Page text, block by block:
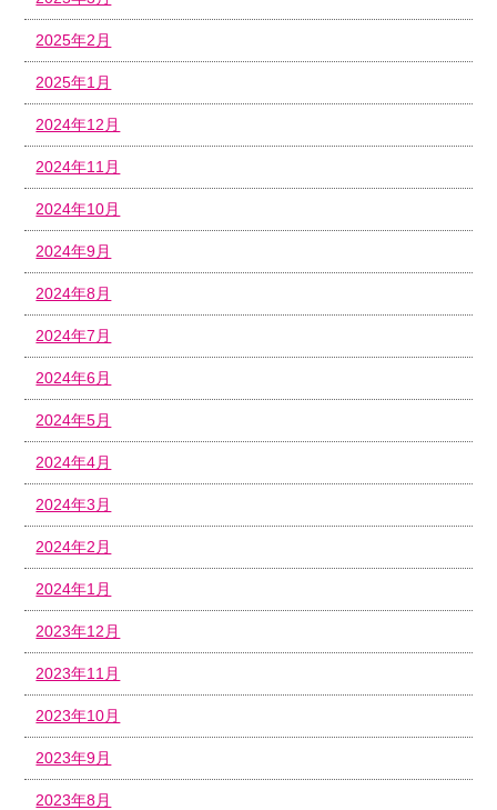
2025年2月
2025年1月
2024年12月
2024年11月
2024年10月
2024年9月
2024年8月
2024年7月
2024年6月
2024年5月
2024年4月
2024年3月
2024年2月
2024年1月
2023年12月
2023年11月
2023年10月
2023年9月
2023年8月